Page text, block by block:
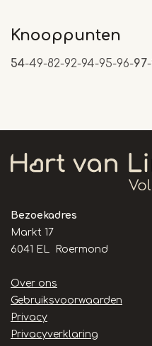
Knooppunten
54-49-82-92-94-95-96-97
Bezoekadres
Markt 17
6041 EL Roermond
Handige
links
Over ons
Gebruiksvoorwaarden
Privacy
Privacyverklaring